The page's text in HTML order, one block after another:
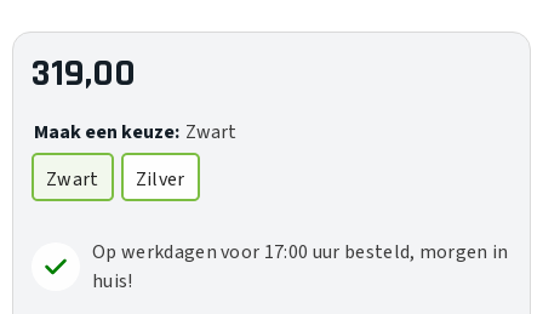
319,00
Maak een keuze: Zwart
Zwart
Zilver
Op werkdagen voor 17:00 uur besteld, morgen in
huis!